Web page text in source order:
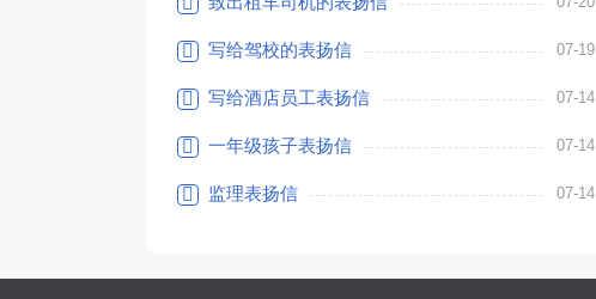
写给驾校的表扬信 07-19
写给酒店员工表扬信 07-14
一年级孩子表扬信 07-14
监理表扬信 07-14